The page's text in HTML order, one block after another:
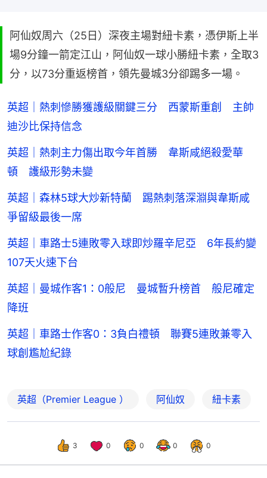
阿仙奴周六（25日）深夜主場對紐卡素，憑伊斯上半
場9分鐘一箭定江山，阿仙奴一球小勝紐卡素，全取3
分，以73分重返榜首，領先曼城3分卻踢多一場。
英超｜熱刺慘勝獲護級關鍵三分 西蒙斯重創 主帥
迪沙比保持信念
英超｜熱刺主力傷出取今年首勝 韋斯咸絕殺愛華
頓 護級形勢未變
英超｜森林5球大炒新特蘭 踢熱刺落深淵與韋斯咸
爭留級最後一席
英超｜車路士5連敗零入球即炒羅辛尼亞 6年長約變
107天火速下台
英超｜曼城作客1：0般尼 曼城暫升榜首 般尼確定
降班
英超｜車路士作客0：3負白禮頓 聯賽5連敗兼零入
球創尷尬紀錄
英超（Premier League ） 阿仙奴 紐卡素
3 0 0 0 0